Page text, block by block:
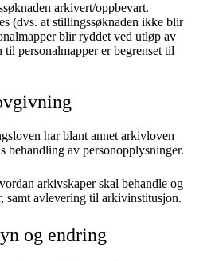
arkivert/oppbevart.
(dvs. at stillingssøknaden ikke blir
blir ryddet ved utløp av
personalmapper er begrenset til
har blant annet arkivloven
behandling av personopplysninger.
arkivskaper skal behandle og
samt avlevering til arkivinstitusjon.
og endring